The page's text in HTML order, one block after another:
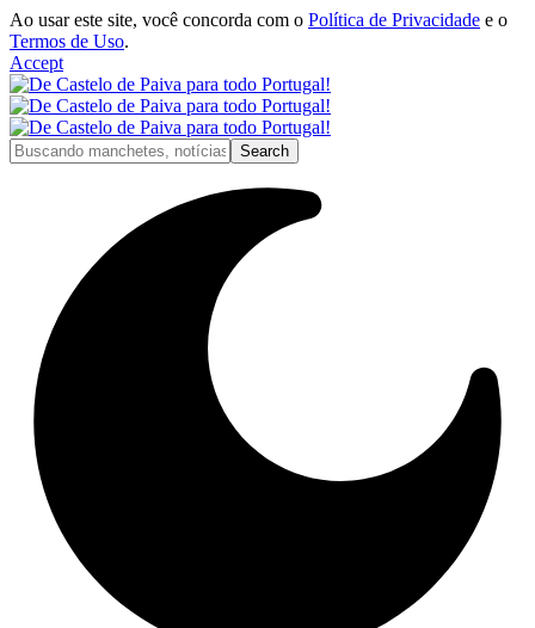
Ao usar este site, você concorda com o Política de Privacidade e o
Termos de Uso.
Accept